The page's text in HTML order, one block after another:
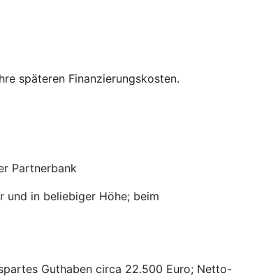
späteren Finanzierungskosten.
Partnerbank
und in beliebiger Höhe; beim
Guthaben circa 22.500 Euro; Netto-